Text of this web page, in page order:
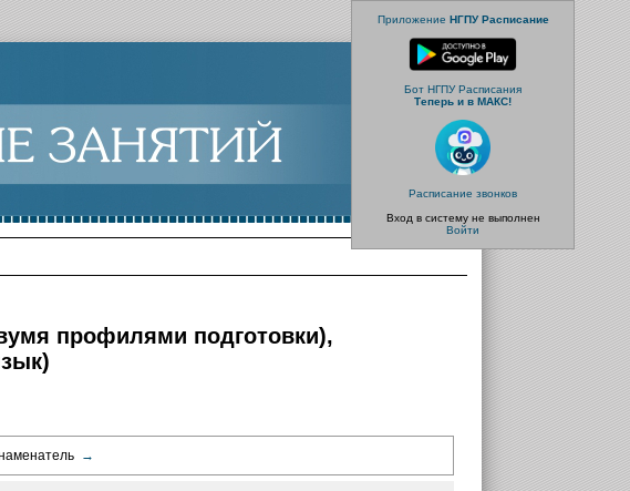
Приложение НГПУ Расписание
Бот НГПУ Расписания
Теперь и в МАКС!
Расписание звонков
Вход в систему не выполнен
Войти
профилями подготовки),
→